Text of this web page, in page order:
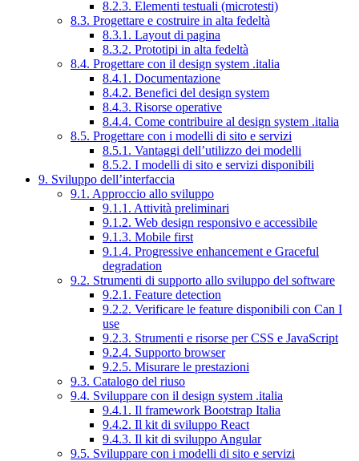
8.2.3. Elementi testuali (microtesti)
8.3. Progettare e costruire in alta fedeltà
8.3.1. Layout di pagina
8.3.2. Prototipi in alta fedeltà
8.4. Progettare con il design system .italia
8.4.1. Documentazione
8.4.2. Benefici del design system
8.4.3. Risorse operative
8.4.4. Come contribuire al design system .italia
8.5. Progettare con i modelli di sito e servizi
8.5.1. Vantaggi dell’utilizzo dei modelli
8.5.2. I modelli di sito e servizi disponibili
9. Sviluppo dell’interfaccia
9.1. Approccio allo sviluppo
9.1.1. Attività preliminari
9.1.2. Web design responsivo e accessibile
9.1.3. Mobile first
9.1.4. Progressive enhancement e Graceful
degradation
9.2. Strumenti di supporto allo sviluppo del software
9.2.1. Feature detection
9.2.2. Verificare le feature disponibili con Can I
use
9.2.3. Strumenti e risorse per CSS e JavaScript
9.2.4. Supporto browser
9.2.5. Misurare le prestazioni
9.3. Catalogo del riuso
9.4. Sviluppare con il design system .italia
9.4.1. Il framework Bootstrap Italia
9.4.2. Il kit di sviluppo React
9.4.3. Il kit di sviluppo Angular
9.5. Sviluppare con i modelli di sito e servizi